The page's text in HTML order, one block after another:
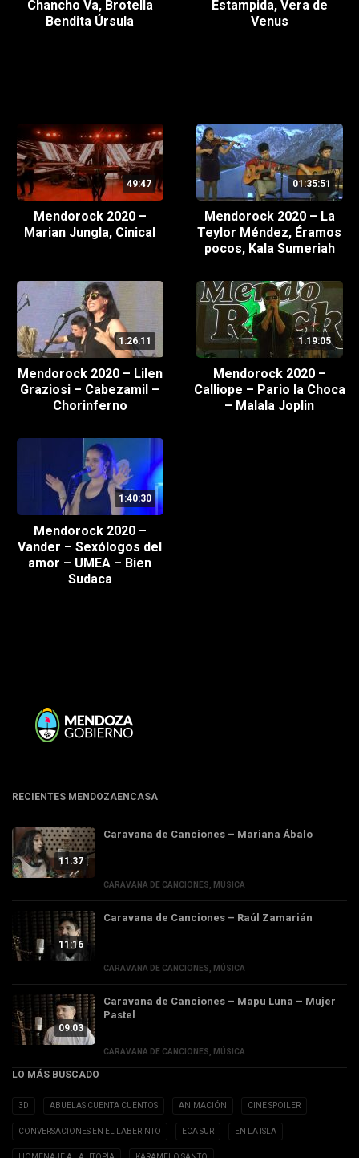
Chancho Va, Brotella
Bendita Úrsula
Estampida, Vera de
Venus
49:47
Mendorock 2020 –
Marian Jungla, Cinical
01:35:51
Mendorock 2020 – La
Teylor Méndez, Éramos
pocos, Kala Sumeriah
1:26:11
Mendorock 2020 – Lilen
Graziosi – Cabezamil –
Chorinferno
1:19:05
Mendorock 2020 –
Calliope – Pario la Choca
– Malala Joplin
1:40:30
Mendorock 2020 –
Vander – Sexólogos del
amor – UMEA – Bien
Sudaca
RECIENTES MENDOZAENCASA
11:37
Caravana de Canciones – Mariana Ábalo
CARAVANA DE CANCIONES, MÚSICA
11:16
Caravana de Canciones – Raúl Zamarián
CARAVANA DE CANCIONES, MÚSICA
09:03
Caravana de Canciones – Mapu Luna – Mujer
Pastel
CARAVANA DE CANCIONES, MÚSICA
LO MÁS BUSCADO
3D ABUELAS CUENTA CUENTOS ANIMACIÓN CINE SPOILER
CONVERSACIONES EN EL LABERINTO ECA SUR EN LA ISLA